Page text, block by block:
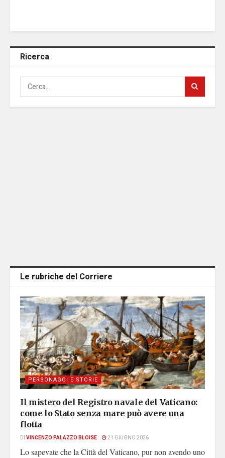
Ricerca
Le rubriche del Corriere
PERSONAGGI E STORIE
Il mistero del Registro navale del Vaticano:
come lo Stato senza mare può avere una
flotta
DI VINCENZO PALAZZO BLOISE 21 GIUGNO 2026
Lo sapevate che la Città del Vaticano, pur non avendo uno